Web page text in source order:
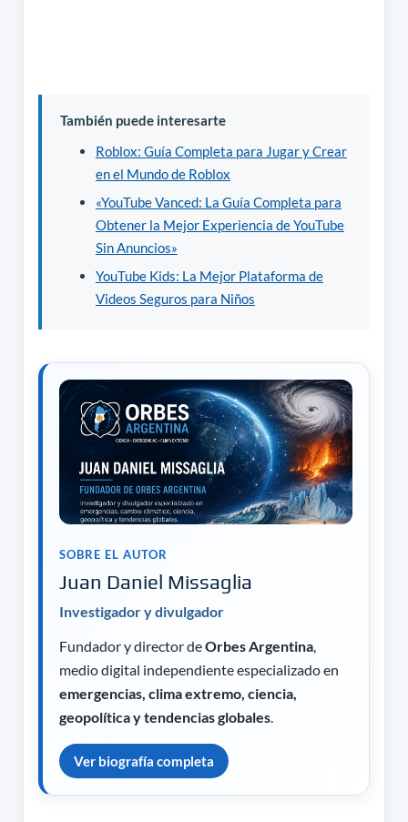
También puede interesarte
Roblox: Guía Completa para Jugar y Crear
en el Mundo de Roblox
«YouTube Vanced: La Guía Completa para
Obtener la Mejor Experiencia de YouTube
Sin Anuncios»
YouTube Kids: La Mejor Plataforma de
Videos Seguros para Niños
SOBRE EL AUTOR
Juan Daniel Missaglia
Investigador y divulgador
Fundador y director deOrbes Argentina,
medio digital independiente especializado en
emergencias, clima extremo, ciencia,
geopolítica y tendencias globales.
Ver biografía completa